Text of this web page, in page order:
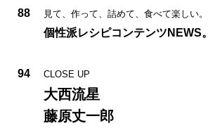
88 見て、作って、詰めて、食べて楽しい。
個性派レシピコンテンツNEWS。
94 CLOSE UP
大西流星
藤原丈一郎